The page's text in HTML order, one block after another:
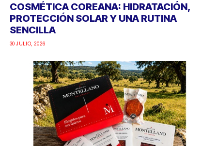
COSMÉTICA COREANA: HIDRATACIÓN,
PROTECCIÓN SOLAR Y UNA RUTINA
SENCILLA
30 JULIO, 2026